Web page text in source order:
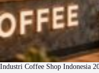
Industri Coffee Shop Indonesia